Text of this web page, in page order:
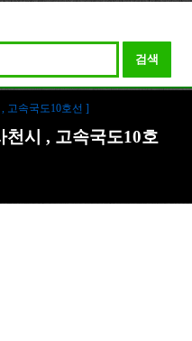
검색
고속국도10호선 ]
시 , 고속국도10호